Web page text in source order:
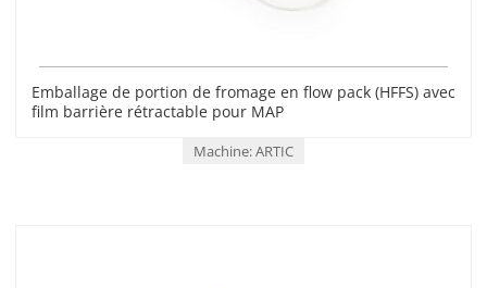
Emballage de portion de fromage en flow pack (HFFS) avec
film barrière rétractable pour MAP
Machine: ARTIC